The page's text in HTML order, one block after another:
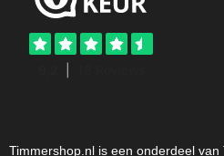
Timmershop.nl is een onderdeel van